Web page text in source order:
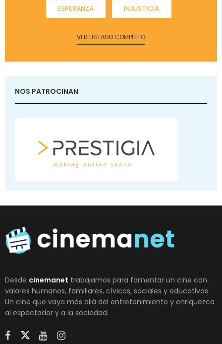
ESPERANZA INJUSTICIA
VER LISTADO COMPLETO
NOS PATROCINAN
Desde cinemanet trabajamos para fomentar un cine con
valores humanos, familiares, cívicos, sociales y educativos.
Un cine que vaya más allá del entretenimiento y enriquezca
al espectador y a la sociedad.